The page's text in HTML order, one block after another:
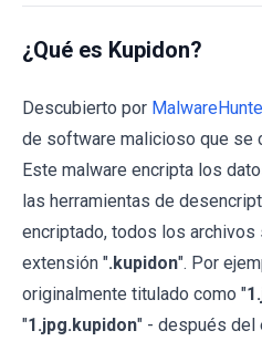
¿Qué es Kupidon?
Descubierto por
de software malicioso que se
Este malware encripta los
las herramientas de
encriptado, todos los archivos
extensión ".kupidon". Por
originalmente titulado como "
"1.jpg.kupidon" - después del